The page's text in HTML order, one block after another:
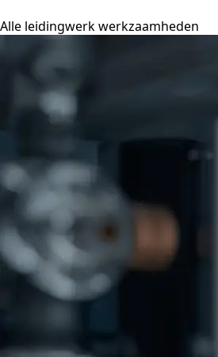
Alle leidingwerk werkzaamheden